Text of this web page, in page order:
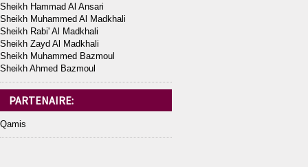
Sheikh Hammad Al Ansari
Sheikh Muhammed Al Madkhali
Sheikh Rabi' Al Madkhali
Sheikh Zayd Al Madkhali
Sheikh Muhammed Bazmoul
Sheikh Ahmed Bazmoul
PARTENAIRE:
Qamis